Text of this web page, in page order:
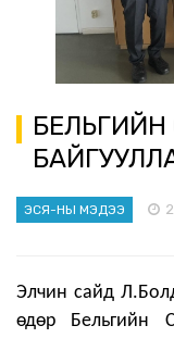
ЭСЯ-НЫ МЭДЭЭ
Элчин сайд
өдөр Бельгийн